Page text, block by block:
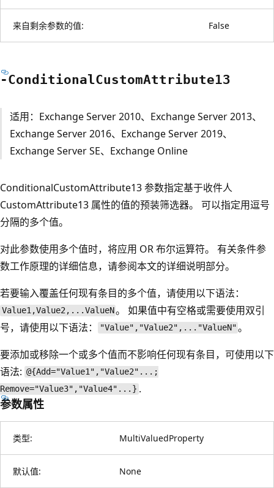
来自剩余参数的值: False
-ConditionalCustomAttribute13
适用：Exchange Server 2010、Exchange Server 2013、
Exchange Server 2016、Exchange Server 2019、
Exchange Server SE、Exchange Online
ConditionalCustomAttribute13 参数指定基于收件人
CustomAttribute13 属性的值的预装筛选器。 可以指定用逗号
分隔的多个值。
对此参数使用多个值时，将应用 OR 布尔运算符。 有关条件参
数工作原理的详细信息，请参阅本文的详细说明部分。
若要输入覆盖任何现有条目的多个值，请使用以下语法：
Value1,Value2,...ValueN。 如果值中有空格或需要使用双引
号，请使用以下语法：
"Value","Value2",..."ValueN" 。
要添加或移除一个或多个值而不影响任何现有条目，可使用以下
语法: @{Add="Value1","Value2"...;
Remove="Value3","Value4"...} .
参数属性
类型: MultiValuedProperty
默认值: None